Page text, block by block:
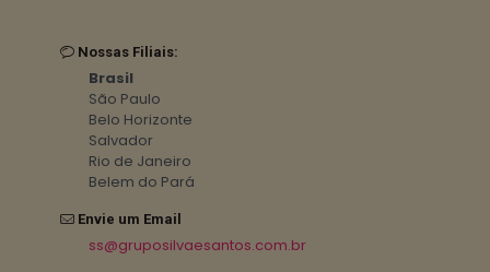
Nossas Filiais:
Brasil
São Paulo
Belo Horizonte
Salvador
Rio de Janeiro
Belem do Pará
Envie um Email
ss@gruposilvaesantos.com.br